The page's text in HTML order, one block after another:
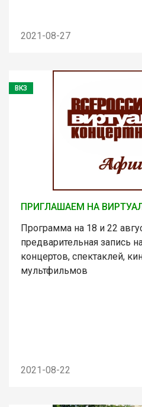
2021-08-27
ВКЗ
ПРИГЛАШАЕМ НА
Программа на 18 и 22
предварительная запись
концертов, спектаклей,
мультфильмов
2021-08-22